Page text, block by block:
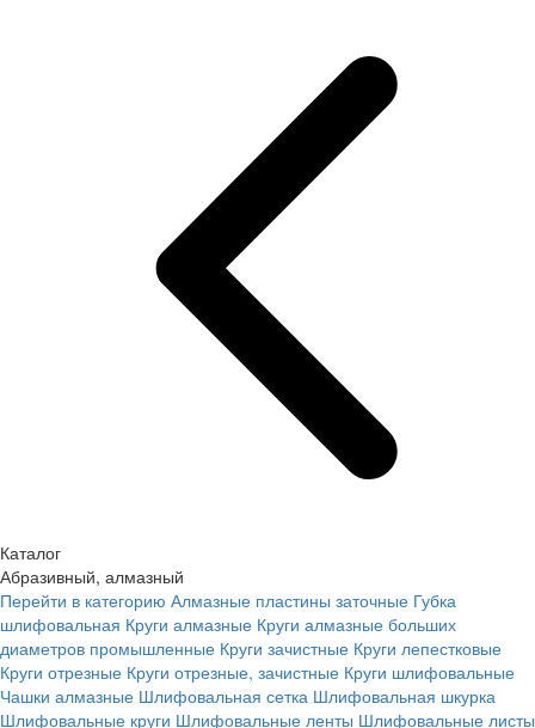
Каталог
Абразивный, алмазный
Перейти в категорию Алмазные пластины заточные Губка
шлифовальная Круги алмазные Круги алмазные больших
диаметров промышленные Круги зачистные Круги лепестковые
Круги отрезные Круги отрезные, зачистные Круги шлифовальные
Чашки алмазные Шлифовальная сетка Шлифовальная шкурка
Шлифовальные круги Шлифовальные ленты Шлифовальные листы